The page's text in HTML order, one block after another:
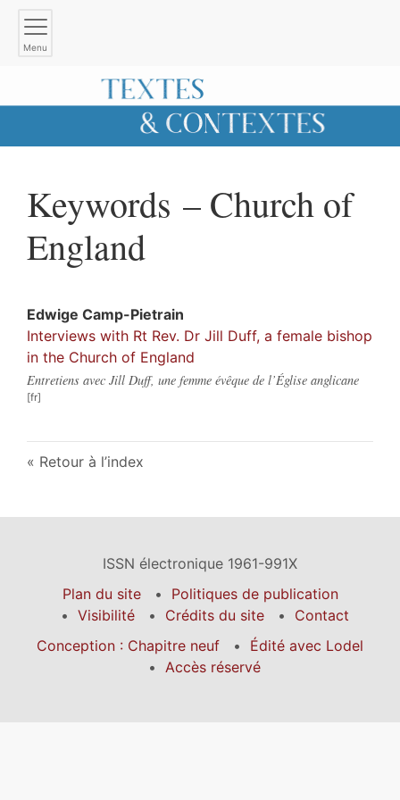
Menu
Keywords – Church of
England
Edwige Camp-Pietrain
Interviews with Rt Rev. Dr Jill Duff, a female bishop
in the Church of England
Entretiens avec Jill Duff, une femme évêque de l’Église anglicane
Retour à l’index
ISSN électronique 1961-991X
Plan du site
Politiques de publication
Visibilité
Crédits du site
Contact
Conception : Chapitre neuf
Édité avec Lodel
Accès réservé